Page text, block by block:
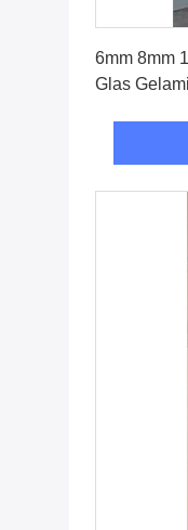
6mm 8mm
Glas